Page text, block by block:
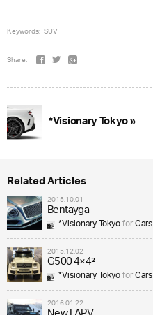
Keywords: SUV
Share:
*Visionary Tokyo »
Related Articles
2015.10.01
Bentayga
*Visionary TokyoforCars
2015.12.02
G500 4×4²
*Visionary TokyoforCars
2016.01.22